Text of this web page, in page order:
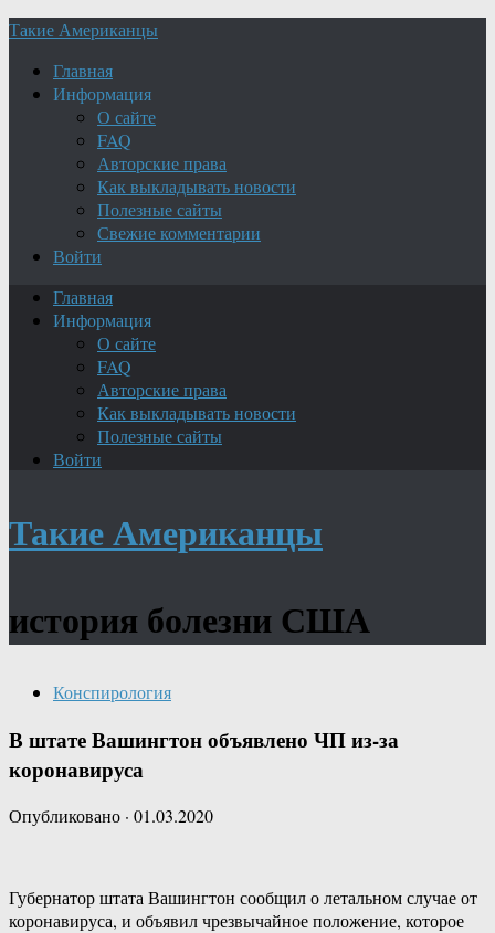
Такие Американцы
Главная
Информация
О сайте
FAQ
Авторские права
Как выкладывать новости
Полезные сайты
Свежие комментарии
Войти
Главная
Информация
О сайте
FAQ
Авторские права
Как выкладывать новости
Полезные сайты
Войти
Такие Американцы
история болезни США
Конспирология
В штате Вашингтон объявлено ЧП из-за
коронавируса
Опубликовано · 01.03.2020
Губернатор штата Вашингтон сообщил о летальном случае от
коронавируса, и объявил чрезвычайное положение, которое